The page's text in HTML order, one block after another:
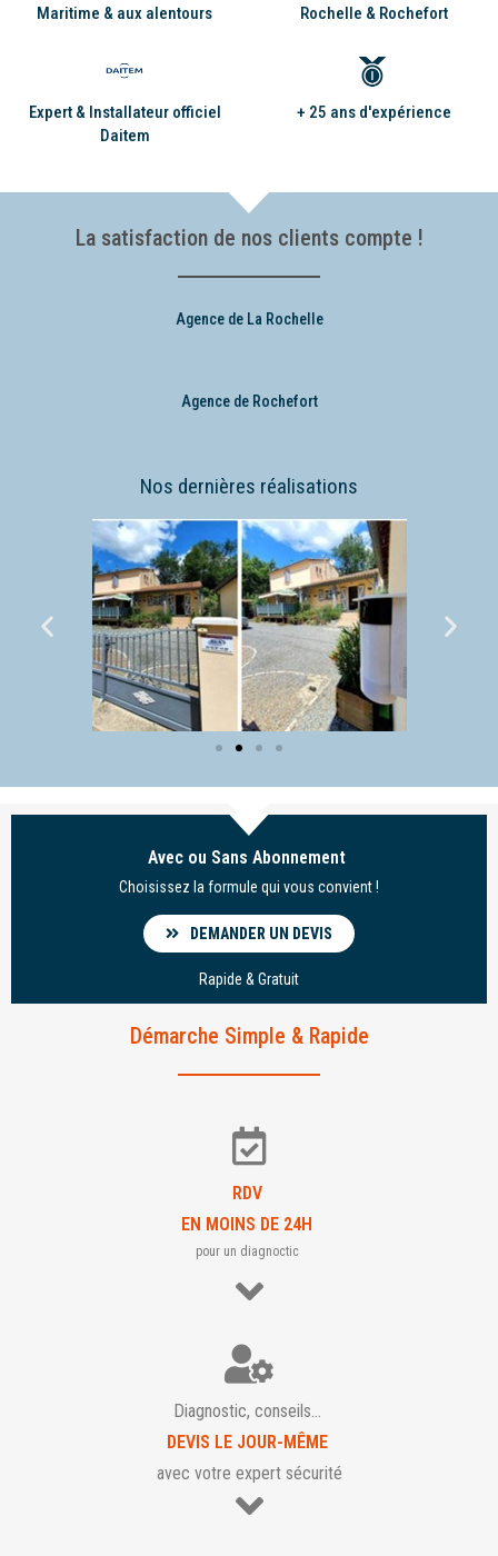
Maritime & aux alentours
Rochelle & Rochefort
Expert & Installateur officiel
Daitem
+ 25 ans d'expérience
La satisfaction de nos clients compte !
Agence de La Rochelle
Agence de Rochefort
Nos dernières réalisations
Avec ou Sans Abonnement
Choisissez la formule qui vous convient !
DEMANDER UN DEVIS
Rapide & Gratuit
Démarche Simple & Rapide
RDV
EN MOINS DE 24H
pour un diagnoctic
Diagnostic, conseils…
DEVIS LE JOUR-MÊME
avec votre expert sécurité